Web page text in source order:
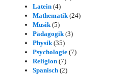
Latein (4)
Mathematik(24)
Musik(5)
Pädagogik(3)
Physik(35)
Psychologie (7)
Religion (7)
Spanisch (2)